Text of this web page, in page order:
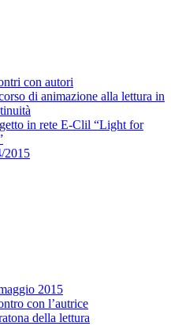
con autori
di animazione alla lettura in
in rete E-Clil “Light for
2015
2015
con l’autrice
della lettura